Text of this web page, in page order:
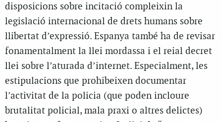
disposicions sobre incitació compleixin la
legislació internacional de drets humans sobre
llibertat d’expressió. Espanya també ha de revisar
fonamentalment la llei mordassa i el reial decret
llei sobre l’aturada d’internet. Especialment, les
estipulacions que prohibeixen documentar
l’activitat de la policia (que poden incloure
brutalitat policial, mala praxi o altres delictes)